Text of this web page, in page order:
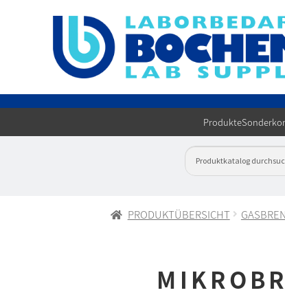
Produkte
PRODUKTÜBERSICHT